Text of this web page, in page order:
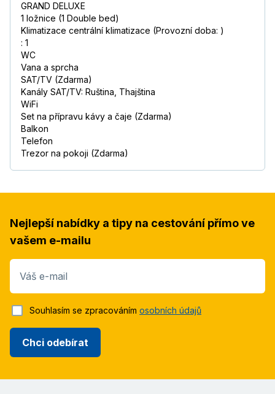
GRAND DELUXE
1 ložnice (1 Double bed)
Klimatizace centrální klimatizace (Provozní doba: )
: 1
WC
Vana a sprcha
SAT/TV (Zdarma)
Kanály SAT/TV: Ruština, Thajština
WiFi
Set na přípravu kávy a čaje (Zdarma)
Balkon
Telefon
Trezor na pokoji (Zdarma)
Nejlepší nabídky a tipy na cestování přímo ve
vašem e-mailu
Váš e-mail
Chci odebírat
Souhlasím se zpracováním osobních údajů